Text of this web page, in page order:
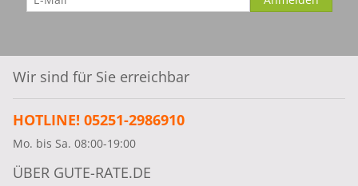
Wir sind für Sie erreichbar
HOTLINE! 05251-2986910
Mo. bis Sa. 08:00-19:00
ÜBER GUTE-RATE.DE